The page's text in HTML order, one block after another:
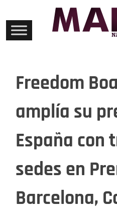
content
Freedom
amplía su
España con
sedes en
Barcelona,